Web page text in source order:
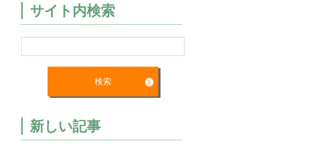
サイト内検索
新しい記事